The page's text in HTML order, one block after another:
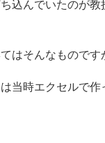
込んでいたのが
はそんなものです
当時エクセルで作